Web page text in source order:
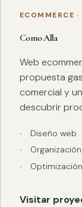
ECOMMERCE
Como Alla
Web
propuesta
comercial y
descubrir
Diseño web
Visitar